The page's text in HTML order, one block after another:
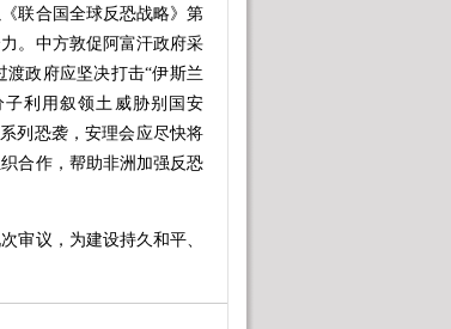
联合国全球反恐战略》第
。中方敦促阿富汗政府采
政府应坚决打击“伊斯兰
子利用叙领土威胁别国安
列恐袭，安理会应尽快将
合作，帮助非洲加强反恐
议，为建设持久和平、